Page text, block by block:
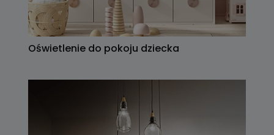
Oświetlenie do pokoju dziecka